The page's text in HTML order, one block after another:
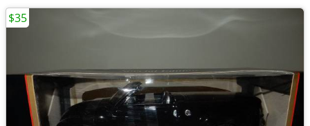
$35